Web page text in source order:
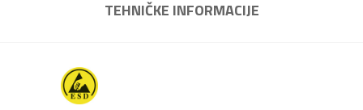
TEHNIČKE INFORMACIJE